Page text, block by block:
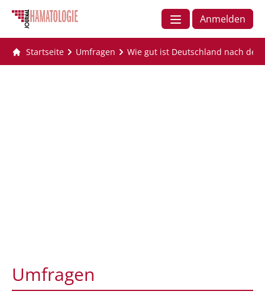
Anmelden
Startseite Umfragen Wie gut ist Deutschland nach
Umfragen